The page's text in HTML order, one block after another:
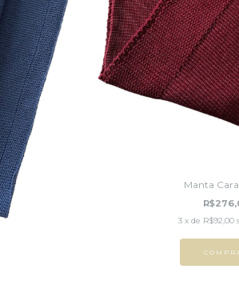
Manta
3 x de R$92,00